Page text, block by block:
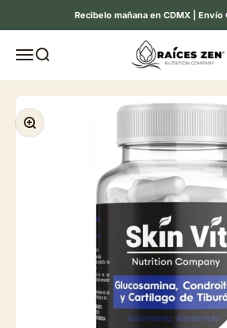
Recibelo mañana en CDMX | Envío
MenúBuscar Raíces Zen
Zoom